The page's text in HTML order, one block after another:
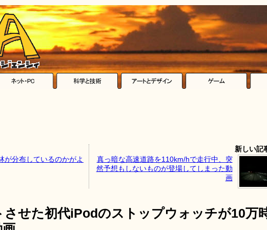
が分布しているのかがよ
新しい記
真っ暗な高速道路を110km/hで走行中、突
然予想もしないものが登場してしまった動
画
させた初代iPodのストップウォッチが10万